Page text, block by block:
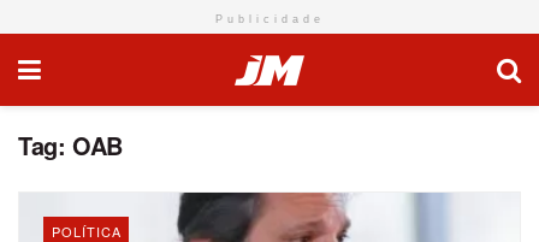
Publicidade
Tag: OAB
POLÍTICA